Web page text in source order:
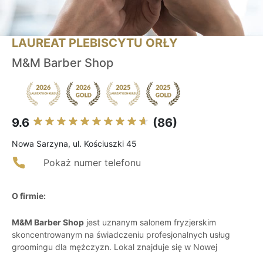
LAUREAT PLEBISCYTU ORŁY
M&M Barber Shop
9.6 (86)
Nowa Sarzyna, ul. Kościuszki 45
Pokaż numer telefonu
O firmie:
M&M Barber Shop jest uznanym salonem fryzjerskim
skoncentrowanym na świadczeniu profesjonalnych usług
groomingu dla mężczyzn. Lokal znajduje się w Nowej